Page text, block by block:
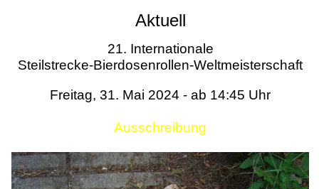
Literatur
Termine
Aktuell
21. Internationale
Steilstrecke-Bierdosenrollen-Weltmeisterschaft
Freitag, 31. Mai 2024 - ab 14:45 Uhr
Ausschreibung